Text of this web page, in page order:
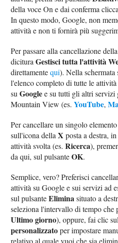
della voce On e dai conferma
In questo modo, Google, non
attività e non ti fornirà più
Per passare alla cancellazione
dicituraGestisci tutta l'attività
direttamentequi). Nella schermata
l'elenco completo di tutte le
suGooglee su tutti gli altri servizi
Mountain View (es.YouTube,
Per cancellare un singolo
sull'icona dellaX posta a destra,
attività svolta (es.Ricerca),
da qui, sul pulsanteOK.
Semplice, vero? Preferisci
attività su Google e sui servizi ad
sul pulsanteEliminasituato a
seleziona l'intervallo di tempo che
Ultimo giorno), oppure, fai clic
personalizzatoper impostare